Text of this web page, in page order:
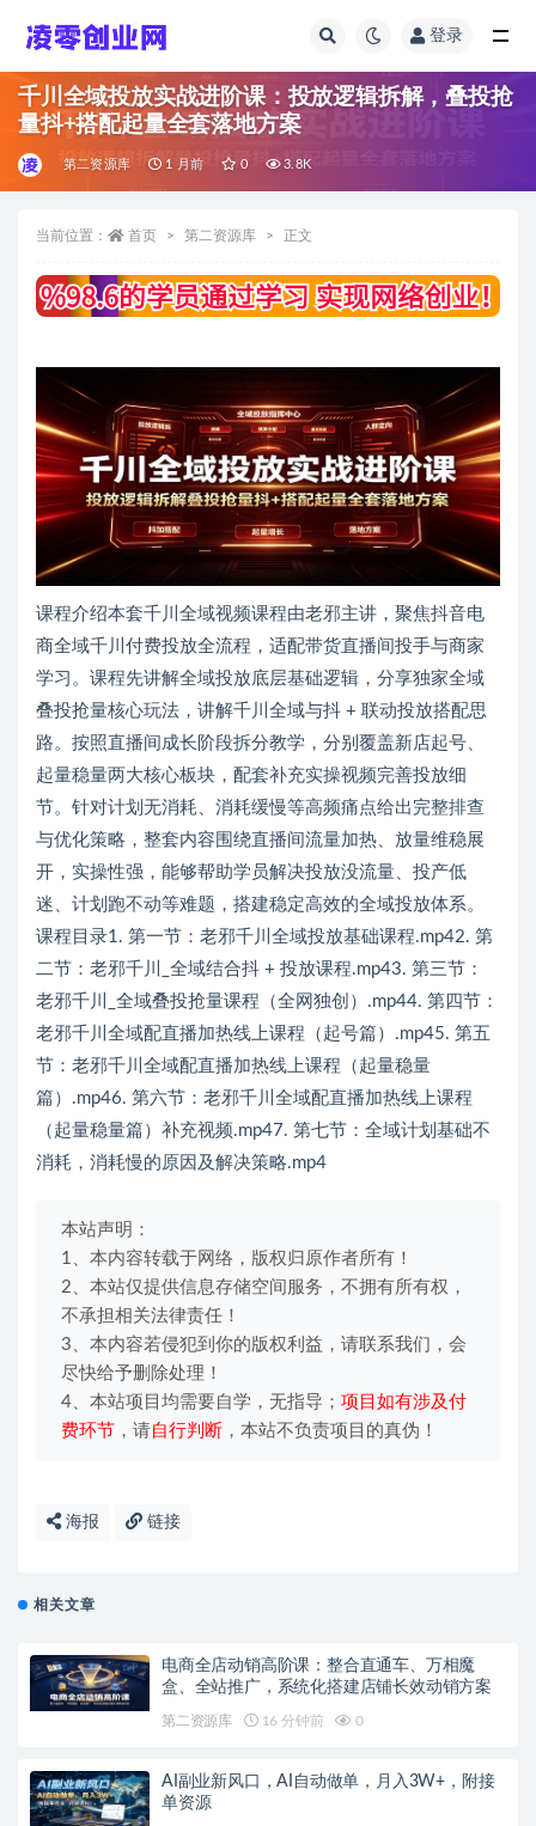
登录
千川全域投放实战进阶课：投放逻辑拆解，叠投抢
量抖+搭配起量全套落地方案
第二资源库 1 月前 0 3.8K
当前位置： 首页 第二资源库 正文
课程介绍本套千川全域视频课程由老邪主讲，聚焦抖音电
商全域千川付费投放全流程，适配带货直播间投手与商家
学习。课程先讲解全域投放底层基础逻辑，分享独家全域
叠投抢量核心玩法，讲解千川全域与抖 + 联动投放搭配思
路。按照直播间成长阶段拆分教学，分别覆盖新店起号、
起量稳量两大核心板块，配套补充实操视频完善投放细
节。针对计划无消耗、消耗缓慢等高频痛点给出完整排查
与优化策略，整套内容围绕直播间流量加热、放量维稳展
开，实操性强，能够帮助学员解决投放没流量、投产低
迷、计划跑不动等难题，搭建稳定高效的全域投放体系。
课程目录1. 第一节：老邪千川全域投放基础课程.mp42. 第
二节：老邪千川_全域结合抖 + 投放课程.mp43. 第三节：
老邪千川_全域叠投抢量课程（全网独创）.mp44. 第四节：
老邪千川全域配直播加热线上课程（起号篇）.mp45. 第五
节：老邪千川全域配直播加热线上课程（起量稳量
篇）.mp46. 第六节：老邪千川全域配直播加热线上课程
（起量稳量篇）补充视频.mp47. 第七节：全域计划基础不
消耗，消耗慢的原因及解决策略.mp4
本站声明：
1、本内容转载于网络，版权归原作者所有！
2、本站仅提供信息存储空间服务，不拥有所有权，
不承担相关法律责任！
3、本内容若侵犯到你的版权利益，请联系我们，会
尽快给予删除处理！
4、本站项目均需要自学，无指导； 项目如有涉及付
费环节 ，请自行判断 ，本站不负责项目的真伪！
海报 链接
相关文章
电商全店动销高阶课：整合直通车、万相魔
盒、全站推广，系统化搭建店铺长效动销方案
第二资源库 16 分钟前 0
AI副业新风口，AI自动做单，月入3W+，附接
单资源